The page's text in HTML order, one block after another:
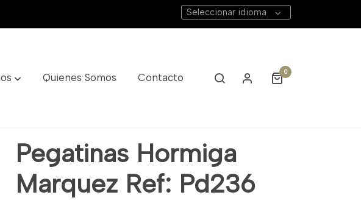
Seleccionar idioma
Quienes Somos Contacto 0
Pegatinas Hormiga
Marquez Ref: Pd236